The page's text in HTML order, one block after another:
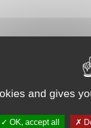
and gives
OK, accept all